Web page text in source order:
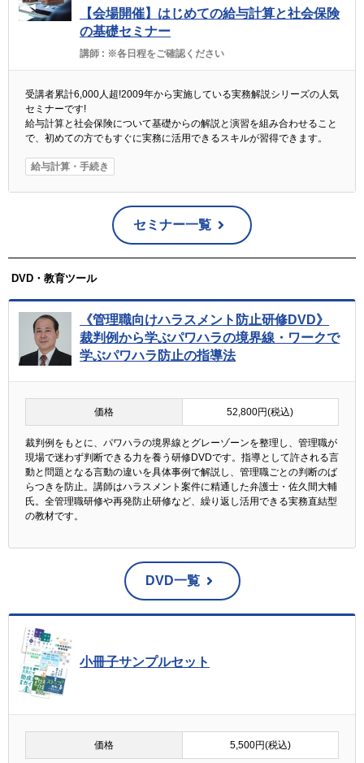
【会場開催】はじめての給与計算と社会保険
の基礎セミナー
講師 : ※各日程をご確認ください
受講者累計6,000人超!2009年から実施している実務解説シリーズの人気
セミナーです!
給与計算と社会保険について基礎からの解説と演習を組み合わせること
で、初めての方でもすぐに実務に活用できるスキルが習得できます。
給与計算・手続き
セミナー一覧
DVD・教育ツール
《管理職向けハラスメント防止研修DVD》
裁判例から学ぶパワハラの境界線・ワークで
学ぶパワハラ防止の指導法
価格 52,800円(税込)
裁判例をもとに、パワハラの境界線とグレーゾーンを整理し、管理職が
現場で迷わず判断できる力を養う研修DVDです。指導として許される言
動と問題となる言動の違いを具体事例で解説し、管理職ごとの判断のば
らつきを防止。講師はハラスメント案件に精通した弁護士・佐久間大輔
氏。全管理職研修や再発防止研修など、繰り返し活用できる実務直結型
の教材です。
DVD一覧
小冊子サンプルセット
価格 5,500円(税込)